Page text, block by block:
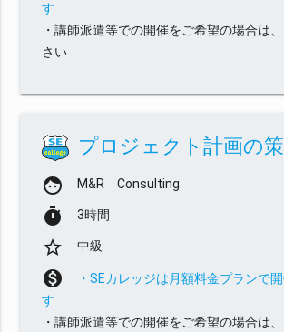
す
・講師派遣等での開催をご希望の場合は
さい
プロジェクト計画の
face M&R Consulting
timer 3時間
star_border 中級
monetization_on
・SEカレッジは月額料金プランで
す
・講師派遣等での開催をご希望の場合は